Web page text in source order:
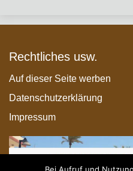
Rechtliches usw.
Auf dieser Seite werben
Datenschutzerklärung
Impressum